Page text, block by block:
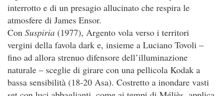
interrotto e di un presagio allucinato che respira le
atmosfere di James Ensor.
Con Suspiria (1977), Argento vola verso i territori
vergini della favola dark e, insieme a Luciano Tovoli –
fino ad allora strenuo difensore dell’illuminazione
naturale – sceglie di girare con una pellicola Kodak a
bassa sensibilità (18-20 Asa). Costretto a inondare vasti